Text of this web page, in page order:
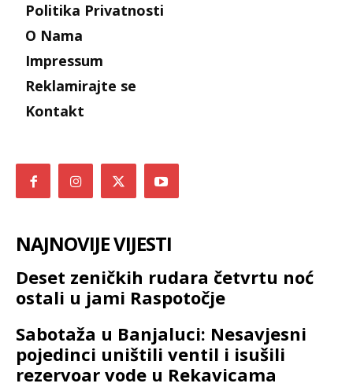
Politika Privatnosti
O Nama
Impressum
Reklamirajte se
Kontakt
NAJNOVIJE VIJESTI
Deset zeničkih rudara četvrtu noć
ostali u jami Raspotočje
Sabotaža u Banjaluci: Nesavjesni
pojedinci uništili ventil i isušili
rezervoar vode u Rekavicama